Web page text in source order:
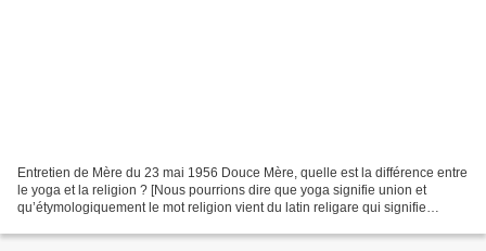
Entretien de Mère du 23 mai 1956 Douce Mère, quelle est la différence entre
le yoga et la religion ? [Nous pourrions dire que yoga signifie union et
qu’étymologiquement le mot religion vient du latin religare qui signifie